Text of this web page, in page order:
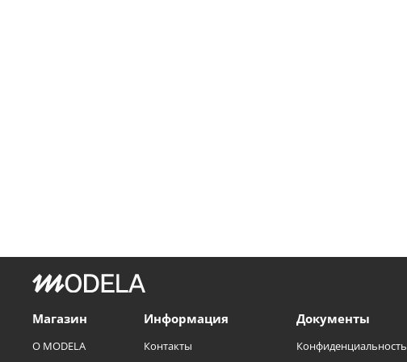
Магазин
О MODELA
Информация
Контакты
Документы
Конфиденциальность